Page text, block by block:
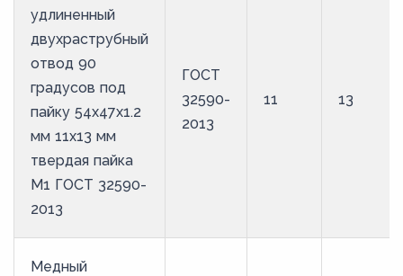
удлиненный
двухраструбный
отвод 90
градусов под
пайку 54х47х1.2
мм 11х13 мм
твердая пайка
М1 ГОСТ 32590-
2013
ГОСТ
32590-
2013
11 13
Медный